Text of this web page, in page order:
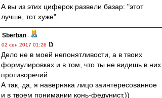
А вы из этих циферок развели базар: "этот
лучше, тот хуже".
Sberban -
02 сен 2017 01:26
Дело не в моей непонятливости, а в твоих
формулировках и в том, что ты не видишь в них
противоречий.
А так, да, я наверняка лицо заинтересованное
и в твоем понимании конь-федунист.))